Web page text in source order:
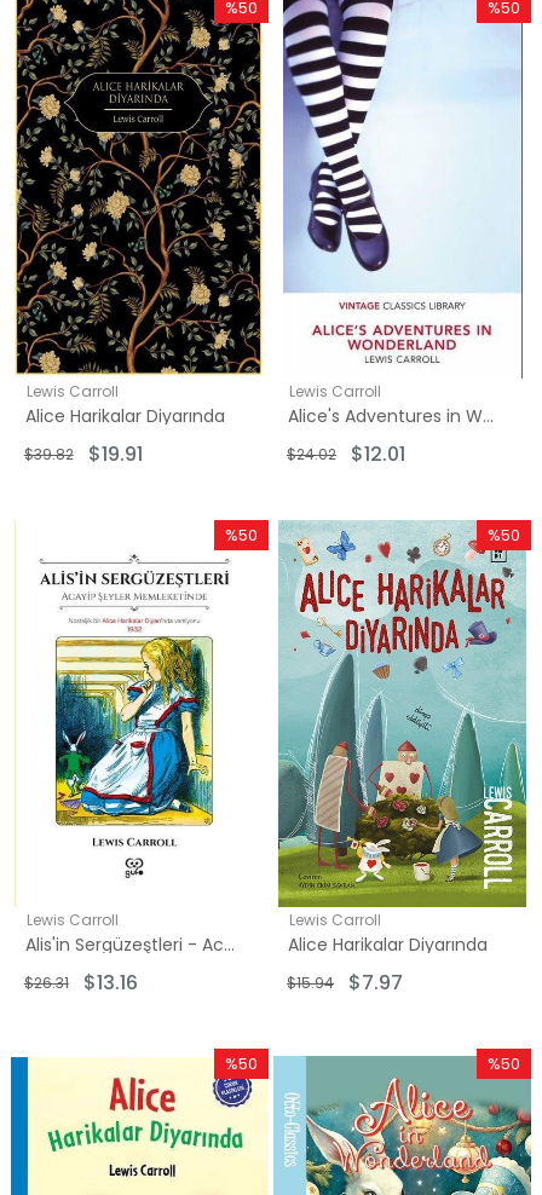
Lewis Carroll
Alice Harikalar Diyarında
$19.91
$39.82
%50
İndirim
%50İndirim
Lewis Carroll
Alice's Adventures in Wonderland
$12.01
$24.02
%50
Lewis Carroll
Alis'in Sergüzeştleri - Acayip Şeyler Memleketinde
$13.16
$26.31
%50
İndirim
%50İndirim
Lewis Carroll
Alice Harikalar Diyarında
$7.97
$15.94
%50
İndirim
%50
İndirim
%50İndirim
%50